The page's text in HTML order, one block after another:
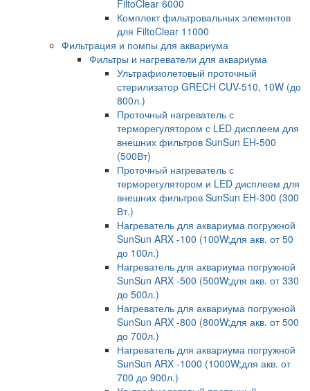
FiltoClear 6000
Комплект фильтровальных элементов
для FiltoClear 11000
Фильтрация и помпы для аквариума
Фильтры и нагреватели для аквариума
Ультрафиолетовый проточный
стерилизатор GRECH CUV-510, 10W (до
800л.)
Проточный нагреватель с
терморегулятором с LED дисплеем для
внешних фильтров SunSun EH-500
(500Вт)
Проточный нагреватель с
терморегулятором и LED дисплеем для
внешних фильтров SunSun EH-300 (300
Вт.)
Нагреватель для аквариума погружной
SunSun ARX -100 (100W;для акв. от 50
до 100л.)
Нагреватель для аквариума погружной
SunSun ARX -500 (500W;для акв. от 330
до 500л.)
Нагреватель для аквариума погружной
SunSun ARX -800 (800W;для акв. от 500
до 700л.)
Нагреватель для аквариума погружной
SunSun ARX -1000 (1000W;для акв. от
700 до 900л.)